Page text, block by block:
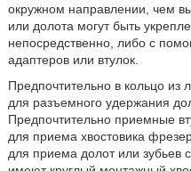
окружном направлении, чем
или долота могут быть
непосредственно, либо с
адаптеров или втулок.
Предпочтительно в кольцо из
для разъемного удержания
Предпочтительно приемные
для приема хвостовика
для приема долот или зубьев